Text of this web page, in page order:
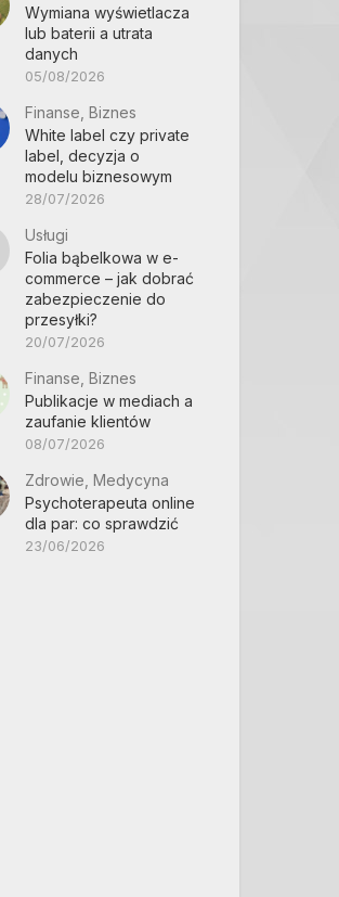
Wymiana wyświetlacza
lub baterii a utrata
danych
05/08/2026
Finanse, Biznes
White label czy private
label, decyzja o
modelu biznesowym
28/07/2026
Usługi
Folia bąbelkowa w e-
commerce – jak dobrać
zabezpieczenie do
przesyłki?
20/07/2026
Finanse, Biznes
Publikacje w mediach a
zaufanie klientów
08/07/2026
Zdrowie, Medycyna
Psychoterapeuta online
dla par: co sprawdzić
23/06/2026